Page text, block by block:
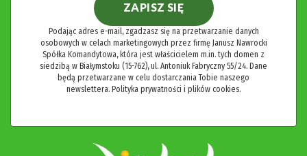
ZAPISZ SIĘ
Podając adres e-mail, zgadzasz się na przetwarzanie danych
osobowych w celach marketingowych przez firmę Janusz Nawrocki
Spółka Komandytowa, która jest właścicielem m.in. tych domen z
siedzibą w Białymstoku (15-762), ul. Antoniuk Fabryczny 55/24. Dane
będą przetwarzane w celu dostarczania Tobie naszego
newslettera. Polityka prywatności i plików cookies.